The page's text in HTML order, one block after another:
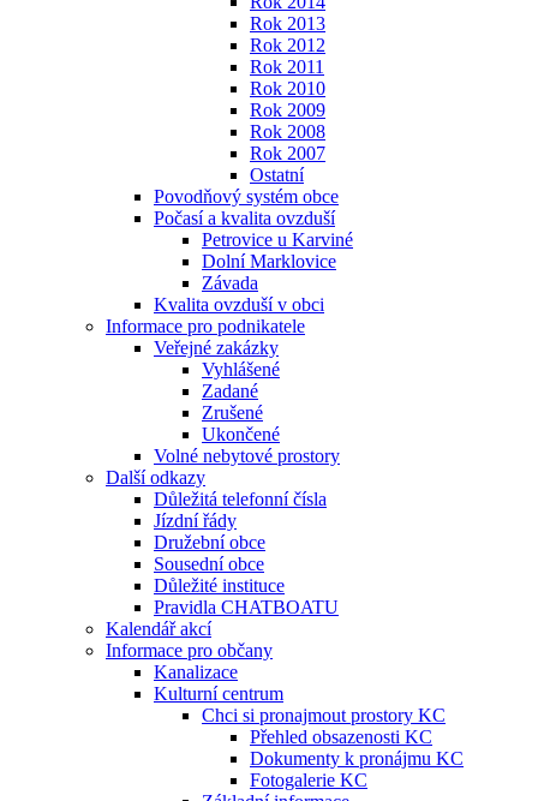
Rok 2013
Rok 2012
Rok 2011
Rok 2010
Rok 2009
Rok 2008
Rok 2007
Ostatní
Povodňový systém obce
Počasí a kvalita ovzduší
Petrovice u Karviné
Dolní Marklovice
Závada
Kvalita ovzduší v obci
Informace pro podnikatele
Veřejné zakázky
Vyhlášené
Zadané
Zrušené
Ukončené
Volné nebytové prostory
Další odkazy
Důležitá telefonní čísla
Jízdní řády
Družební obce
Sousední obce
Důležité instituce
Pravidla CHATBOATU
Kalendář akcí
Informace pro občany
Kanalizace
Kulturní centrum
Chci si pronajmout prostory KC
Přehled obsazenosti KC
Dokumenty k pronájmu KC
Fotogalerie KC